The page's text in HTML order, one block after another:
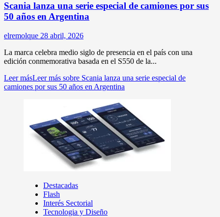
Scania lanza una serie especial de camiones por sus
50 años en Argentina
elremolque 28 abril, 2026
La marca celebra medio siglo de presencia en el país con una
edición conmemorativa basada en el S550 de la...
Leer másLeer más sobre Scania lanza una serie especial de
camiones por sus 50 años en Argentina
Destacadas
Flash
Interés Sectorial
Tecnologia y Diseño